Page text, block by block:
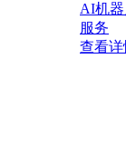
AI机
服务
查看详